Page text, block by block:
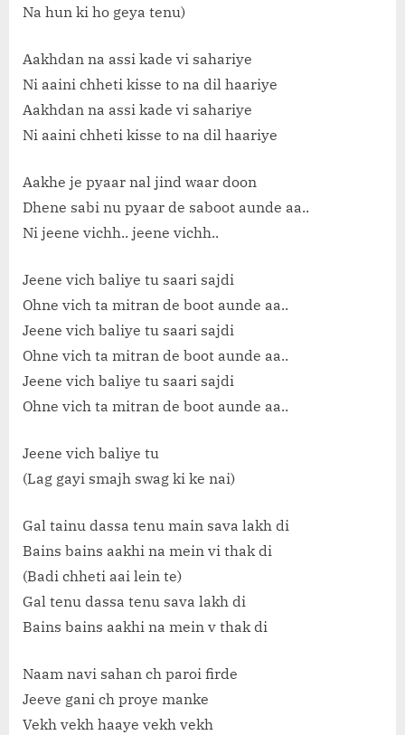
Na hun ki ho geya tenu)
Aakhdan na assi kade vi sahariye
Ni aaini chheti kisse to na dil haariye
Aakhdan na assi kade vi sahariye
Ni aaini chheti kisse to na dil haariye
Aakhe je pyaar nal jind waar doon
Dhene sabi nu pyaar de saboot aunde aa..
Ni jeene vichh.. jeene vichh..
Jeene vich baliye tu saari sajdi
Ohne vich ta mitran de boot aunde aa..
Jeene vich baliye tu saari sajdi
Ohne vich ta mitran de boot aunde aa..
Jeene vich baliye tu saari sajdi
Ohne vich ta mitran de boot aunde aa..
Jeene vich baliye tu
(Lag gayi smajh swag ki ke nai)
Gal tainu dassa tenu main sava lakh di
Bains bains aakhi na mein vi thak di
(Badi chheti aai lein te)
Gal tenu dassa tenu sava lakh di
Bains bains aakhi na mein v thak di
Naam navi sahan ch paroi firde
Jeeve gani ch proye manke
Vekh vekh haaye vekh vekh